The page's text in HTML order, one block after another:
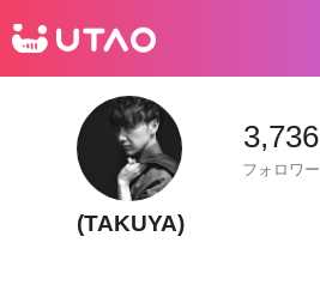
3,736
フォロワー
(TAKUYA)